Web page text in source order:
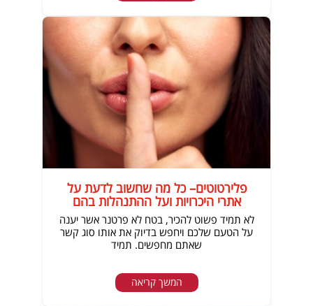
פלירטוטים– כל מה שחשוב לדעת על
אתרי היכרויות ועל ההתנהלות בהם
לא תמיד פשוט להכיר, בטח לא פרטנר אשר יענה
על הטעם שלכם ויחפש בדיוק את אותו סוג קשר
שאתם מחפשים. תמיד
המשך קריאה